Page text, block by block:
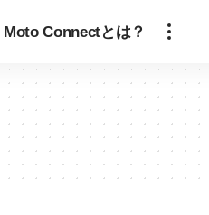
Moto Connectとは？